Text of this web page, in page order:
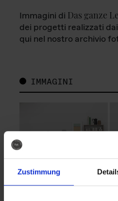
Zustimmung
Immagini di Das ganze
dei progetti realizzati
qui nel nostro archivio
IMMAGINI